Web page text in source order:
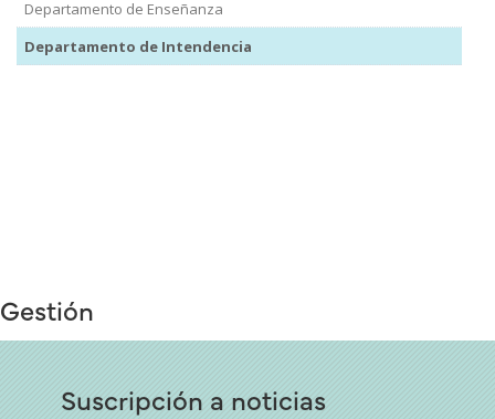
Departamento de Enseñanza
Departamento de Intendencia
Gestión
Suscripción a noticias